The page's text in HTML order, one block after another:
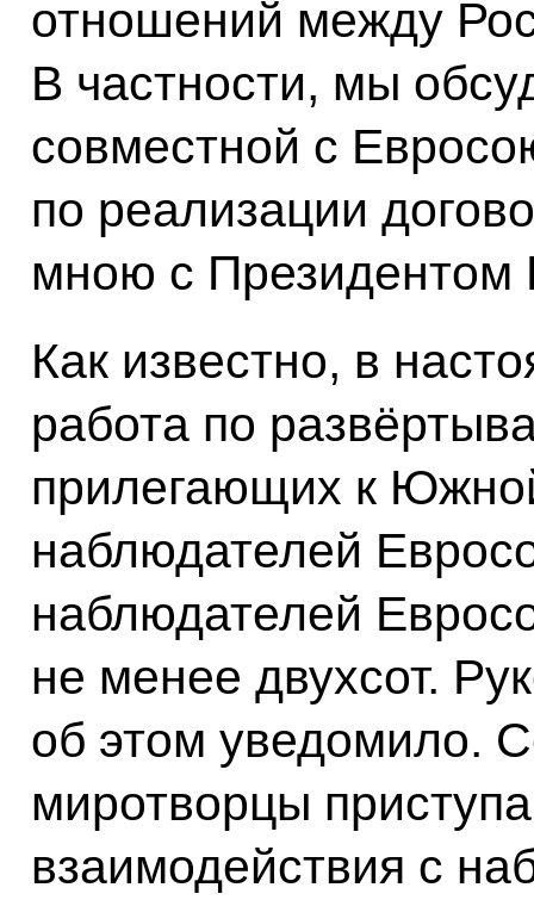
отношений между
В частности, мы
совместной с
по реализации
мною с Президентом
Как известно, в
работа по
прилегающих к
наблюдателей
наблюдателей
не менее двухсот.
об этом уведомило.
миротворцы
взаимодействия с